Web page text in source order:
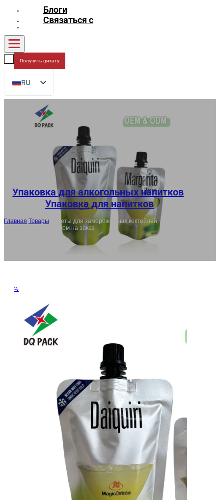
Блоги
Связаться с
Получить цитату
RU
EN
Упаковка для алкогольных напитков
Упаковка для напитков
Главная Товары
Пакеты для замороженных коктейлей, упаковка
для алкоголя с носиком на заказ
🔍